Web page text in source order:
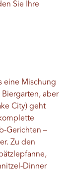
Sie Ihre
eine Mischung
aber
City) geht
Gerichten –
Zu den
Dinner